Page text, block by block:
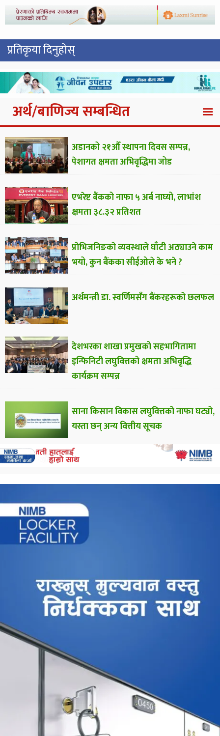
प्रतिकृया दिनुहोस्
अर्थ/बाणिज्य सम्बन्धित
अडानको २१औँ स्थापना दिवस सम्पन्न,
पेशागत क्षमता अभिवृद्धिमा जोड
एभरेष्ट बैंकको नाफा ५ अर्ब नाघ्यो, लाभांश
क्षमता ३८.३२ प्रतिशत
प्रोभिजनिङको व्यवस्थाले घाँटी अठ्याउने काम
भयो, कुन बैंकका सीईओले के भने ?
अर्थमन्त्री डा. स्वर्णिमसँग बैंकरहरूको छलफल
देशभरका शाखा प्रमुखको सहभागितामा
इन्फिनिटी लघुवित्तको क्षमता अभिवृद्धि
कार्यक्रम सम्पन्न
साना किसान विकास लघुवित्तको नाफा घट्यो,
यस्ता छन् अन्य वित्तीय सूचक